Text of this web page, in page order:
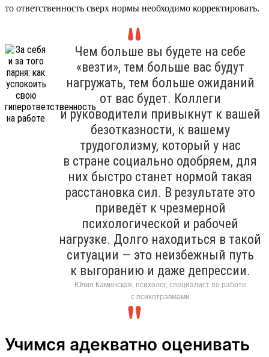
то ответственность сверх нормы необходимо корректировать.
Чем больше вы будете на себе
«везти», тем больше вас будут
нагружать, тем больше ожиданий
от вас будет. Коллеги
и руководители привыкнут к вашей
безотказности, к вашему
трудоголизму, который у нас
в стране социально одобряем, для
них быстро станет нормой такая
расстановка сил. В результате это
приведёт к чрезмерной
психологической и рабочей
нагрузке. Долго находиться в такой
ситуации — это неизбежный путь
к выгоранию и даже депрессии.
Юлия Каминская, психолог, специалист по работе
с психотравмами
Учимся адекватно оценивать